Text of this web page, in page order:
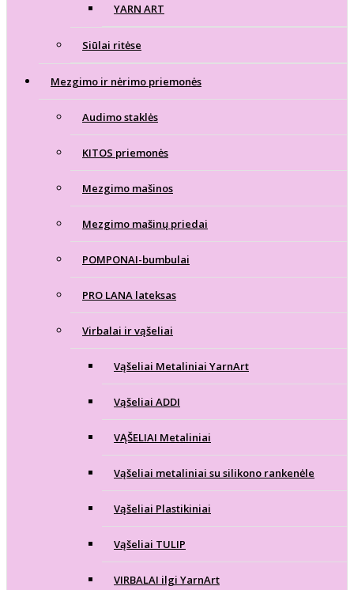
YARN ART
Siūlai ritėse
Mezgimo ir nėrimo priemonės
Audimo staklės
KITOS priemonės
Mezgimo mašinos
Mezgimo mašinų priedai
POMPONAI-bumbulai
PRO LANA lateksas
Virbalai ir vąšeliai
Vąšeliai Metaliniai YarnArt
Vąšeliai ADDI
VĄŠELIAI Metaliniai
Vąšeliai metaliniai su silikono rankenėle
Vąšeliai Plastikiniai
Vąšeliai TULIP
VIRBALAI ilgi YarnArt